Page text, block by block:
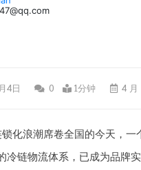
4日 0 1分钟 4 月
化浪潮席卷全国的今天，一
冷链物流体系，已成为品牌